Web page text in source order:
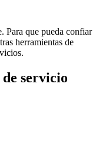
Para que pueda confiar
herramientas de
servicio